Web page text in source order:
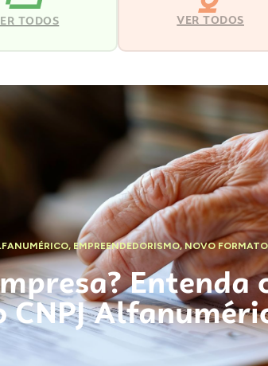
TODOS VER TODOS
, EMPREENDEDORISMO,NOVO
Entenda